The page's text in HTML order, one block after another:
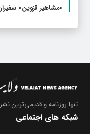
«مشاهیر قزوین»
تنها روزنامهو قدیمی‌ترین
شبکه های اجتماعی